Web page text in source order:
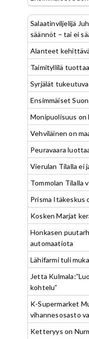
Salaatinviljelijä
säännöt – tai ei
Alanteet
Taimityllilä
Syrjälät
Ensimmäiset
Monipuolisuus
Vehviläinen on
Peuravaara
Vierulan Tilalla ei
Tommolan Tilalla
Prisma Itäkeskus
Kosken Marjat
Honkasen
automaatiota
Lähifarmi tuli
Jetta
kohtelu”
K-Supermarket
vihannesosasto
Ketteryys on